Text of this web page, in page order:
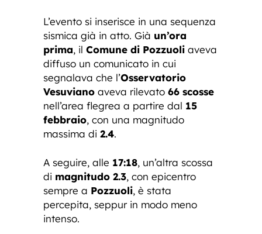
L’evento si inserisce in una sequenza
sismica già in atto. Già un’ora
prima, il Comune di Pozzuoli aveva
diffuso un comunicato in cui
segnalava che l’Osservatorio
Vesuviano aveva rilevato 66 scosse
nell’area flegrea a partire dal 15
febbraio, con una magnitudo
massima di 2.4.
A seguire, alle 17:18, un’altra scossa
di magnitudo 2.3, con epicentro
sempre a Pozzuoli, è stata
percepita, seppur in modo meno
intenso.